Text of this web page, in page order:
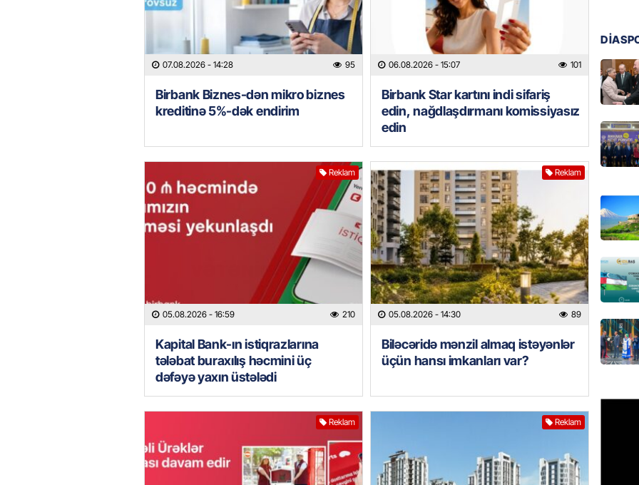
07.08.2026 - 14:28 95
Birbank Biznes-dən mikro biznes
kreditinə 5%-dək endirim
06.08.2026 - 15:07 101
Birbank Star kartını indi sifariş
edin, nağdlaşdırmanı komissiyasız
edin
Reklam
05.08.2026 - 16:59 210
Kapital Bank-ın istiqrazlarına
tələbat buraxılış həcmini üç
dəfəyə yaxın üstələdi
Reklam
05.08.2026 - 14:30 89
Biləcəridə mənzil almaq istəyənlər
üçün hansı imkanları var?
Reklam Reklam
ÖZƏL
İki
ETDİ:
GÜNDƏM
REKLAM
HADISƏ